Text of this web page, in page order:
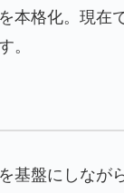
本格化。現在
。
基盤にしなが